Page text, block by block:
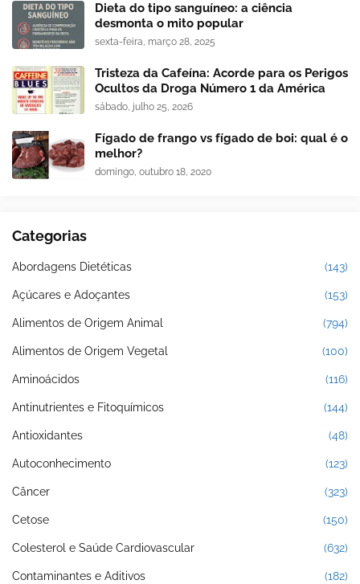
Dieta do tipo sanguíneo: a ciência
desmonta o mito popular
sexta-feira, março 28, 2025
Tristeza da Cafeína: Acorde para os Perigos
Ocultos da Droga Número 1 da América
sábado, julho 25, 2026
Fígado de frango vs fígado de boi: qual é o
melhor?
domingo, outubro 18, 2020
Categorias
Abordagens Dietéticas (143)
Açúcares e Adoçantes (153)
Alimentos de Origem Animal (794)
Alimentos de Origem Vegetal (100)
Aminoácidos (116)
Antinutrientes e Fitoquímicos (144)
Antioxidantes (48)
Autoconhecimento (123)
Câncer (323)
Cetose (150)
Colesterol e Saúde Cardiovascular (632)
Contaminantes e Aditivos (182)